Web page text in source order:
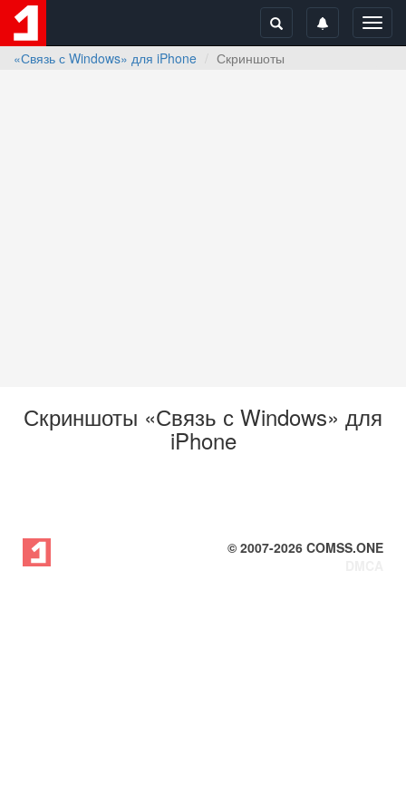
«Связь с Windows» для iPhone
Скриншоты
Скриншоты «Связь с Windows» для
iPhone
© 2007-2026 COMSS.ONE